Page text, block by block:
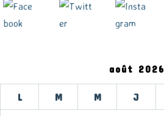
août 2026
L M M J